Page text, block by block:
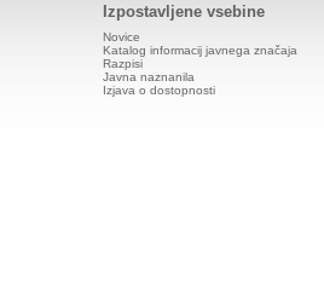
Izpostavljene vsebine
Novice
Katalog informacij javnega značaja
Razpisi
Javna naznanila
Izjava o dostopnosti